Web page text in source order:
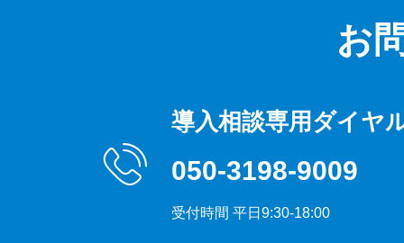
お
導入相談専用ダイヤ
050-3198-9009
受付時間 平日9:30-18:00